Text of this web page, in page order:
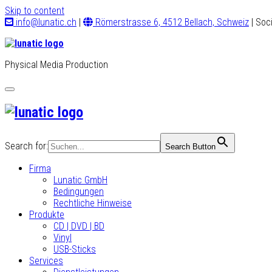
Skip to content
info@lunatic.ch | Römerstrasse 6, 4512 Bellach, Schweiz |
Physical Media Production
Toggle
navigation
Search for: Search Button
Firma
Lunatic GmbH
Bedingungen
Rechtliche Hinweise
Produkte
CD | DVD | BD
Vinyl
USB-Sticks
Services